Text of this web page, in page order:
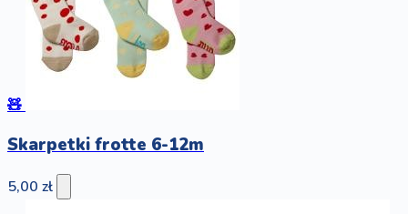
🧸
Skarpetki frotte 6-12m
5,00 zł